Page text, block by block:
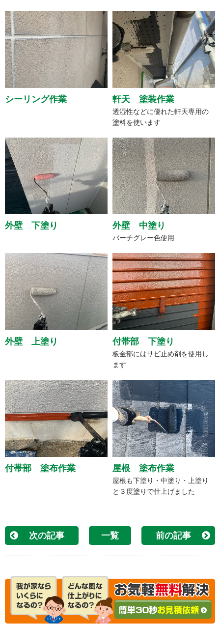
シーリング作業 軒天 塗装作業
透湿性などに優れた軒天専用の
塗料を使います
外壁 下塗り 外壁 中塗り
バーチグレー色使用
外壁 上塗り 付帯部 下塗り
板金部にはサビ止め剤を使用し
ます
付帯部 塗布作業 屋根 塗布作業
屋根も下塗り・中塗り・上塗り
と３度塗りで仕上げました
次の記事 一覧 前の記事